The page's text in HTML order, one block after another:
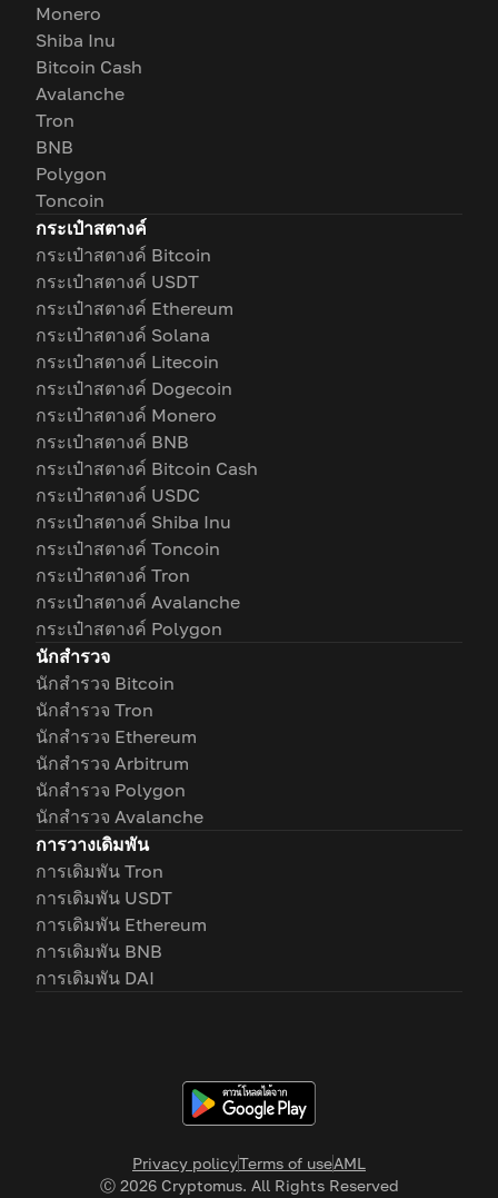
Privacy policyTerms of useAML
Ⓒ 2026Cryptomus. All Rights Reserved
Monero
Shiba Inu
Bitcoin Cash
Avalanche
Tron
BNB
Polygon
Toncoin
กระเป๋าสตางค์
กระเป๋าสตางค์ Bitcoin
กระเป๋าสตางค์ USDT
กระเป๋าสตางค์ Ethereum
กระเป๋าสตางค์ Solana
กระเป๋าสตางค์ Litecoin
กระเป๋าสตางค์ Dogecoin
กระเป๋าสตางค์ Monero
กระเป๋าสตางค์ BNB
กระเป๋าสตางค์ Bitcoin Cash
กระเป๋าสตางค์ USDC
กระเป๋าสตางค์ Shiba Inu
กระเป๋าสตางค์ Toncoin
กระเป๋าสตางค์ Tron
กระเป๋าสตางค์ Avalanche
กระเป๋าสตางค์ Polygon
นักสำรวจ
นักสำรวจ Bitcoin
นักสำรวจ Tron
นักสำรวจ Ethereum
นักสำรวจ Arbitrum
นักสำรวจ Polygon
นักสำรวจ Avalanche
การวางเดิมพัน
การเดิมพัน Tron
การเดิมพัน USDT
การเดิมพัน Ethereum
การเดิมพัน BNB
การเดิมพัน DAI